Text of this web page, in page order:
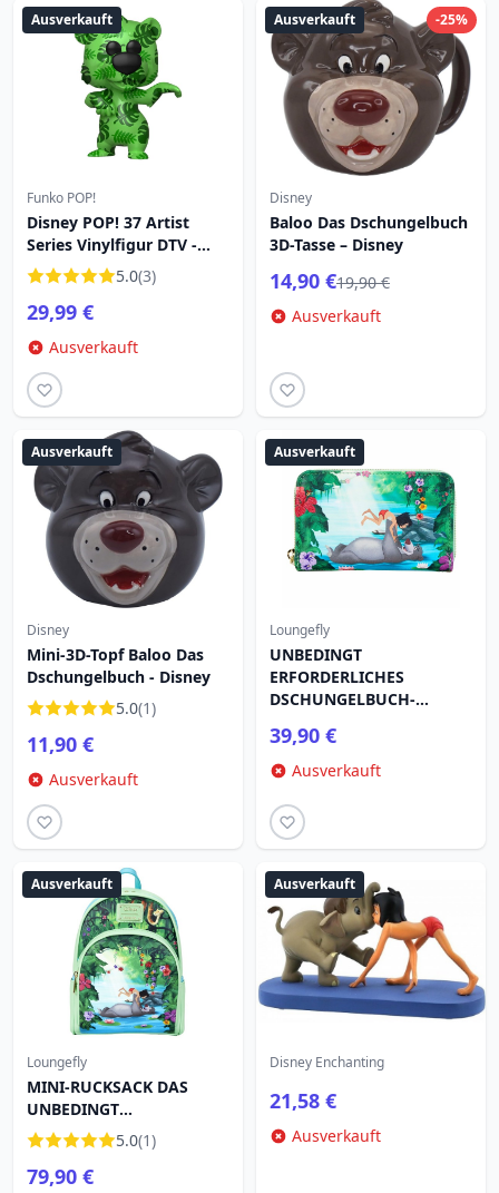
Ausverkauft
Funko POP!
Disney POP! 37 Artist
Series Vinylfigur DTV -
Baloo Special Edition 9 cm
5.0(3)
29,99 €
Ausverkauft
-25%
Ausverkauft
Disney
Baloo Das Dschungelbuch
3D-Tasse – Disney
14,90 €19,90 €
Ausverkauft
Ausverkauft
Disney
Mini-3D-Topf Baloo Das
Dschungelbuch - Disney
5.0(1)
11,90 €
Ausverkauft
Ausverkauft
Loungefly
UNBEDINGT
ERFORDERLICHES
DSCHUNGELBUCH-
LOUNGEFLY
39,90 €
Ausverkauft
Ausverkauft
Loungefly
MINI-RUCKSACK DAS
UNBEDINGT
NOTWENDIGE
DSCHUNGELBUCH –
DISNEY LOUNGEFLY
5.0(1)
79,90 €
Ausverkauft
Disney Enchanting
21,58 €
Ausverkauft